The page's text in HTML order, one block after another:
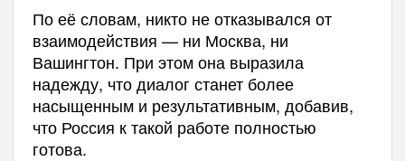
По её словам, никто не отказывался от
взаимодействия — ни Москва, ни
Вашингтон. При этом она выразила
надежду, что диалог станет более
насыщенным и результативным, добавив,
что Россия к такой работе полностью
готова.